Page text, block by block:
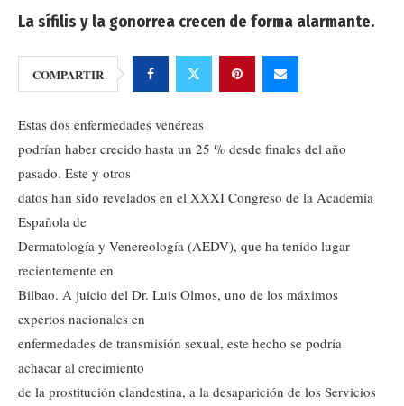
La sífilis y la gonorrea crecen de forma alarmante.
COMPARTIR
Estas dos enfermedades venéreas
podrían haber crecido hasta un 25 % desde finales del año
pasado. Este y otros
datos han sido revelados en el XXXI Congreso de la Academia
Española de
Dermatología y Venereología (AEDV), que ha tenido lugar
recientemente en
Bilbao. A juicio del Dr. Luis Olmos, uno de los máximos
expertos nacionales en
enfermedades de transmisión sexual, este hecho se podría
achacar al crecimiento
de la prostitución clandestina, a la desaparición de los Servicios